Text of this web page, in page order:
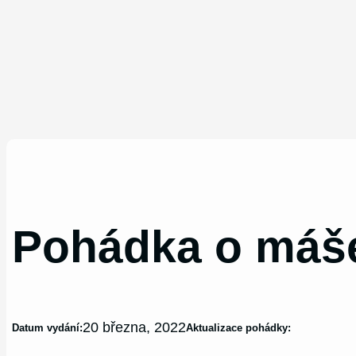
Pohádka o
Datum vydání:20 března, 2022Aktualizace pohádky: